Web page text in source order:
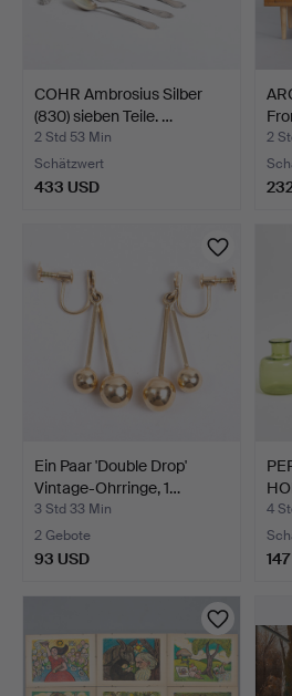
COHR Ambrosius Silber
(830) sieben Teile. …
2 Std 53 Min
Schätzwert
433 USD
2
Ein Paar 'Double Drop'
Vintage-Ohrringe, 1…
3 Std 33 Min
2 Gebote
93 USD
4